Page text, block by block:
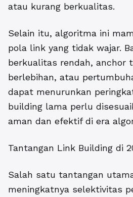
atau kurang berkualitas.
Selain itu, algoritma ini
pola link yang tidak wajar.
berkualitas rendah, anchor
berlebihan, atau
dapat menurunkan
building lama perlu
aman dan efektif di era
Tantangan Link Building di
Salah satu tantangan
meningkatnya selektivitas